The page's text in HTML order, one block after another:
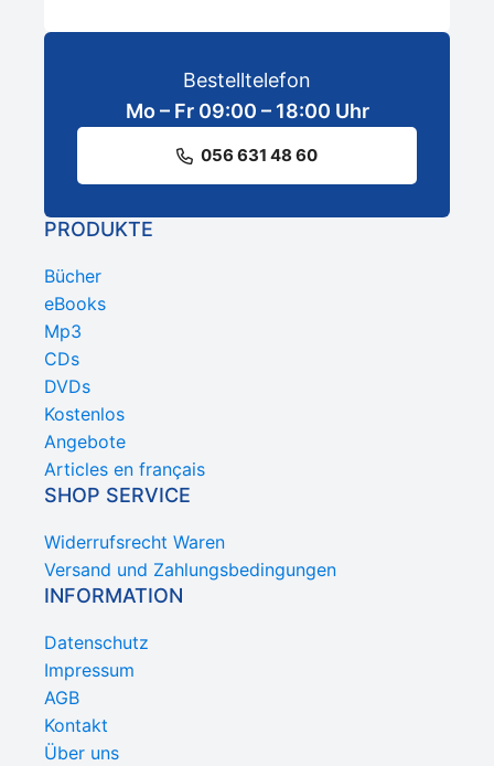
Bestelltelefon
Mo – Fr 09:00 – 18:00 Uhr
056 631 48 60
PRODUKTE
Bücher
eBooks
Mp3
CDs
DVDs
Kostenlos
Angebote
Articles en français
SHOP SERVICE
Widerrufsrecht Waren
Versand und Zahlungsbedingungen
INFORMATION
Datenschutz
Impressum
AGB
Kontakt
Über uns